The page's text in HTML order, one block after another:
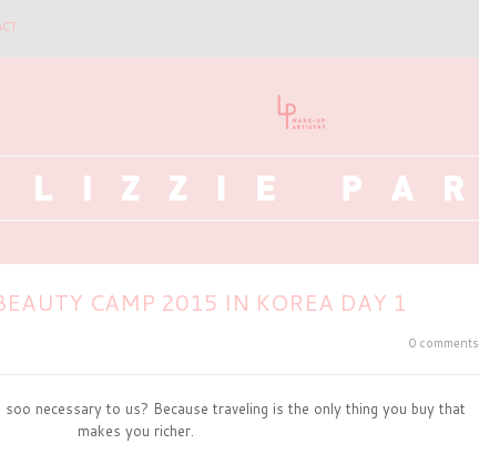
CAMP 2015 IN KOREA DAY 1
0 comments
necessary to us? Because traveling is the only thing you buy that
makes you richer.